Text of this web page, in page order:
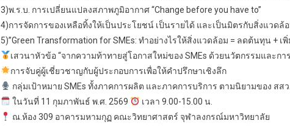
3)พ.ร.บ. การเปลี่ยนแปลงสภาพภูมิอากาศ “Change before you have to”
4)การจัดการของเหลือทิ้งให้เป็นประโยชน์ เป็นรายได้ และเป็นมิตรกับสิ่งแวดล้
5)”Green Transformation for SMEs: ทำอย่างไรให้สิ่งแวดล้อม = ลดต้นทุน + เ
เสวนาหัวข้อ “จากความท้าทายสู่โอกาสใหม่ของ SMEs ด้วยนวัตกรรมและก
การจับคู่ผู้เชี่ยวชาญกับผู้ประกอบการเพื่อให้คำปรึกษาเชิงลึก
กลุ่มเป้าหมาย SMEs ทั้งภาคการผลิต และภาคการบริการ ตามนิยามของ สสว.
ในวันที่ 11 กุมภาพันธ์ พ.ศ. 2569
เวลา 9.00-15.00 น.
ณ.ห้อง 309 อาคารมหามกุฏ คณะวิทยาศาสตร์ จุฬาลงกรณ์มหาวิทยาลัย